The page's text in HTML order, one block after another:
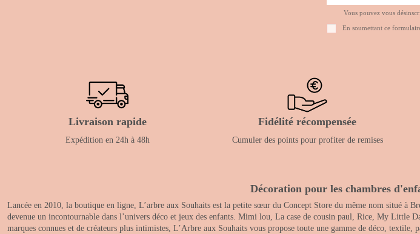
Vous pouvez vous
En soumettant ce
Livraison rapide
Expédition en 24h à 48h
Fidélité récompensée
Cumuler des points pour profiter de remises
Décoration pour les chambres
Lancée en 2010, la boutique en ligne, L’arbre aux Souhaits est la petite sœur du Concept Store du même nom situé à
devenue un incontournable dans l’univers déco et jeux des enfants. Mimi lou, La case de cousin paul, Rice, My
marques connues et de créateurs plus intimistes, L’Arbre aux Souhaits vous propose toute une gamme de déco,